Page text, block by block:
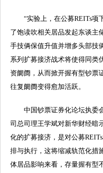
“实验上，在公募REITs项
了饱读吹相关居品发起东谈主
手技俩保值升值并增多头部技
系列扩募接济战术将使得同类
资阛阓，从而掀开握有型钞票
往复阛阓变得愈加活跃。
中国钞票证券化论坛执委
司总司理王学斌对新华财经暗
化的扩募接济，是对公募
排与执行，这将缩减轨范化措
体居品影响来看，存量握有型